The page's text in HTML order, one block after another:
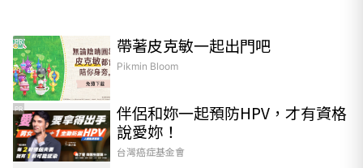
PR 帶著皮克敏一起出門吧
Pikmin Bloom
PR
伴侶和妳一起預防HPV，才有資格
說愛妳！
台灣癌症基金會